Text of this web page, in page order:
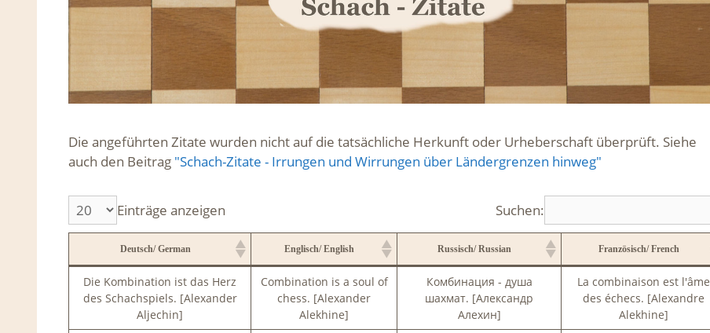
Die angeführten Zitate wurden nicht auf die tatsächliche Herkunft oder Urheberschaft überprüft. Siehe
auch den Beitrag "Schach-Zitate - Irrungen und Wirrungen über Ländergrenzen hinweg"
Einträge anzeigen Suchen:
Deutsch/ German Englisch/ English Russisch/ Russian Französisch/ French
Deutsch/ German Englisch/ English Russisch/ Russian Französisch/ French
Die Kombination ist das Herz
des Schachspiels. [Alexander
Aljechin]
Combination is a soul of
chess. [Alexander
Alekhine]
Комбинация - душа
шахмат. [Александр
Алехин]
La combinaison est l'âme
des échecs. [Alexandre
Alekhine]